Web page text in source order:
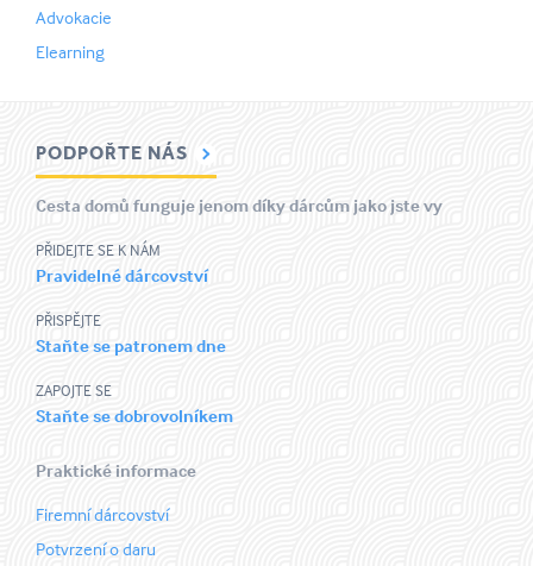
Advokacie
Elearning
PODPOŘTE NÁS
Cesta domů funguje jenom díky dárcům jako jste vy
PŘIDEJTE SE K NÁM
Pravidelné dárcovství
PŘISPĚJTE
Staňte se patronem dne
ZAPOJTE SE
Staňte se dobrovolníkem
Praktické informace
Firemní dárcovství
Potvrzení o daru